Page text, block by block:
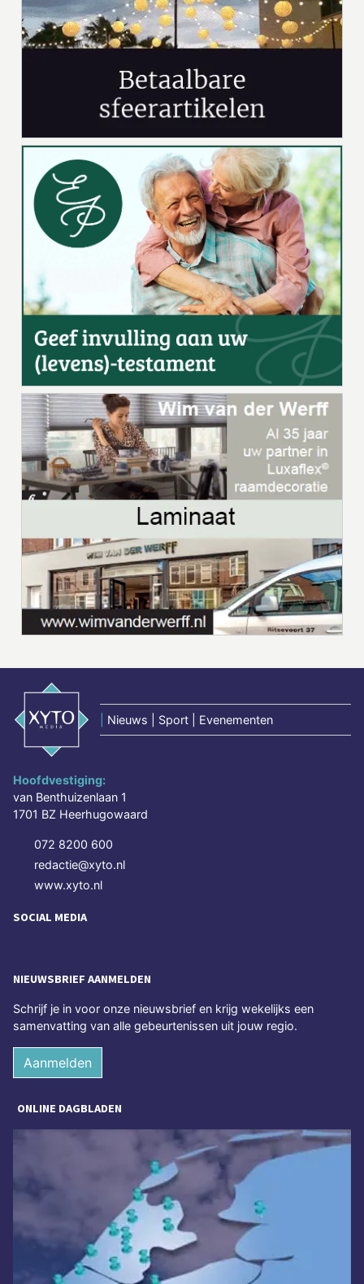
Nieuws | Sport | Evenementen
Hoofdvestiging:
van Benthuizenlaan 1
1701 BZ Heerhugowaard
072 8200 600
redactie@xyto.nl
www.xyto.nl
SOCIAL MEDIA
NIEUWSBRIEF AANMELDEN
Schrijf je in voor onze nieuwsbrief en krijg wekelijks een
samenvatting van alle gebeurtenissen uit jouw regio.
Aanmelden
ONLINE DAGBLADEN